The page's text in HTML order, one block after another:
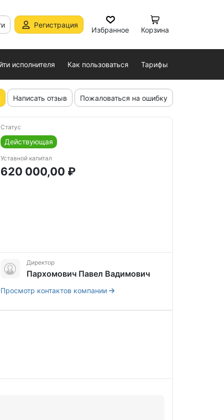
Регистрация
Избранное Корзина
исполнителя Как пользоваться Тарифы
Написать отзыв Пожаловаться на ошибку
Статус
Действующая
Уставной капитал
620 000,00 ₽
Директор
Пархомович Павел Вадимович
Просмотр контактов компании